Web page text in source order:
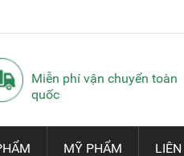
Miễn phí vận chuyển toàn
quốc
MỸ PHẨM